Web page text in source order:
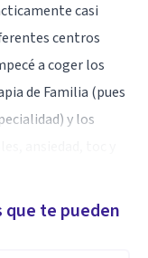
casi
centros
a coger los
de Familia (pues
y los
que te pueden